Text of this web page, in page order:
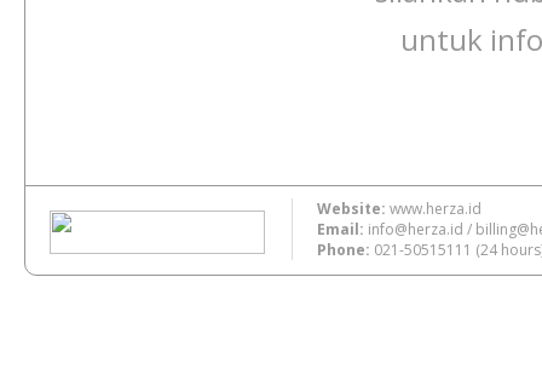
untuk
Website: www.herza.id
Email: info@herza.id /
Phone: 021-50515111 (24